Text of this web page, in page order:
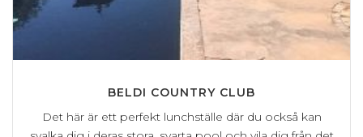
BELDI COUNTRY CLUB
Det här är ett perfekt lunchställe där du också kan